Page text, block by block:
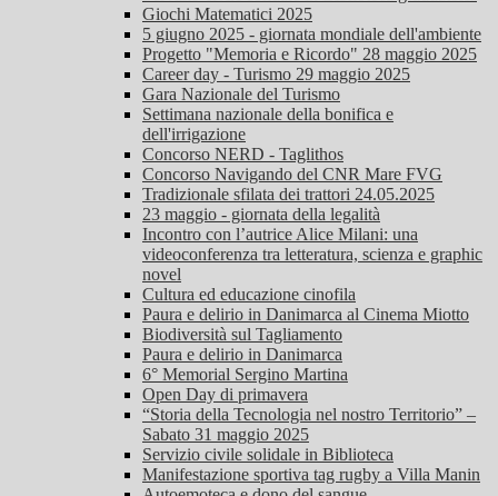
Giochi Matematici 2025
5 giugno 2025 - giornata mondiale dell'ambiente
Progetto "Memoria e Ricordo" 28 maggio 2025
Career day - Turismo 29 maggio 2025
Gara Nazionale del Turismo
Settimana nazionale della bonifica e
dell'irrigazione
Concorso NERD - Taglithos
Concorso Navigando del CNR Mare FVG
Tradizionale sfilata dei trattori 24.05.2025
23 maggio - giornata della legalità
Incontro con l’autrice Alice Milani: una
videoconferenza tra letteratura, scienza e graphic
novel
Cultura ed educazione cinofila
Paura e delirio in Danimarca al Cinema Miotto
Biodiversità sul Tagliamento
Paura e delirio in Danimarca
6° Memorial Sergino Martina
Open Day di primavera
“Storia della Tecnologia nel nostro Territorio” –
Sabato 31 maggio 2025
Servizio civile solidale in Biblioteca
Manifestazione sportiva tag rugby a Villa Manin